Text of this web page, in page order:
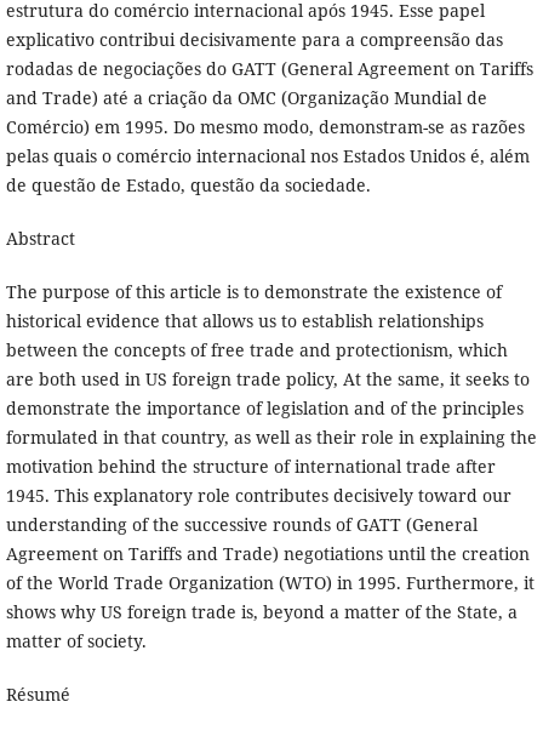
estrutura do comércio internacional após 1945. Esse papel
explicativo contribui decisivamente para a compreensão das
rodadas de negociações do GATT (General Agreement on Tariffs
and Trade) até a criação da OMC (Organização Mundial de
Comércio) em 1995. Do mesmo modo, demonstram-se as razões
pelas quais o comércio internacional nos Estados Unidos é, além
de questão de Estado, questão da sociedade.
Abstract
The purpose of this article is to demonstrate the existence of
historical evidence that allows us to establish relationships
between the concepts of free trade and protectionism, which
are both used in US foreign trade policy, At the same, it seeks to
demonstrate the importance of legislation and of the principles
formulated in that country, as well as their role in explaining the
motivation behind the structure of international trade after
1945. This explanatory role contributes decisively toward our
understanding of the successive rounds of GATT (General
Agreement on Tariffs and Trade) negotiations until the creation
of the World Trade Organization (WTO) in 1995. Furthermore, it
shows why US foreign trade is, beyond a matter of the State, a
matter of society.
Résumé